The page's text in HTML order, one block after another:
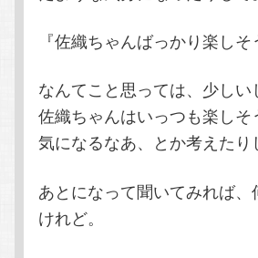
『佐織ちゃんばっかり楽し
なんてこと思っては、少し
佐織ちゃんはいっつも楽し
気になるなあ、とか考えたり
あとになって聞いてみれば
けれど。